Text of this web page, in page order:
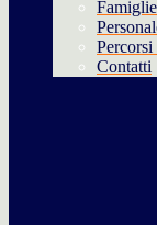
Contatti